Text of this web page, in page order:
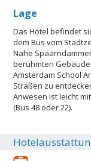
Lage
Das Hotel befindet
dem Bus vom
Nähe
berühmten
Amsterdam School
Straßen zu
Anwesen ist leicht
(Bus 48 oder 22).